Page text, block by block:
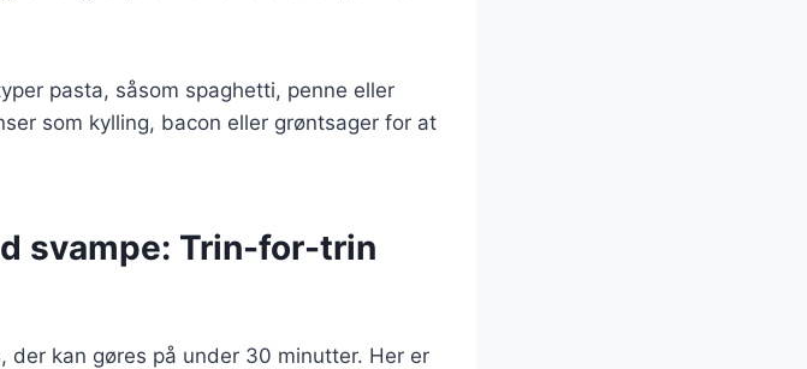
pasta, såsom spaghetti, penne eller
som kylling, bacon eller grøntsager for at
svampe: Trin-for-trin
der kan gøres på under 30 minutter. Her er